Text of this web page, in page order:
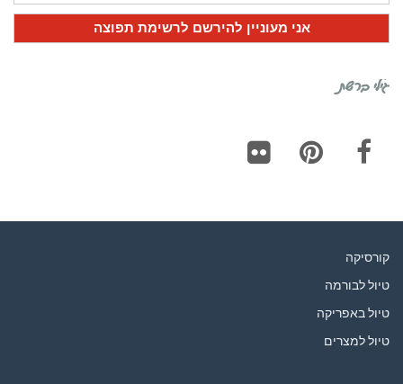
גילי ברשת
קורסיקה
טיול לבורמה
טיול באפריקה
טיול למצרים